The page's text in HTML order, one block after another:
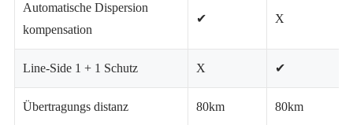
Automatische Dispersion
kompensation
✔ X
Line-Side 1 + 1 Schutz X ✔
Übertragungs distanz 80km 80km